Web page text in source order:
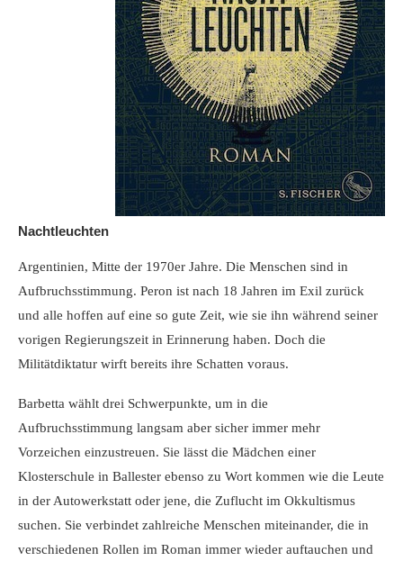
Nachtleuchten
Argentinien, Mitte der 1970er Jahre. Die Menschen sind in
Aufbruchsstimmung. Peron ist nach 18 Jahren im Exil zurück
und alle hoffen auf eine so gute Zeit, wie sie ihn während seiner
vorigen Regierungszeit in Erinnerung haben. Doch die
Militätdiktatur wirft bereits ihre Schatten voraus.
Barbetta wählt drei Schwerpunkte, um in die
Aufbruchsstimmung langsam aber sicher immer mehr
Vorzeichen einzustreuen. Sie lässt die Mädchen einer
Klosterschule in Ballester ebenso zu Wort kommen wie die Leute
in der Autowerkstatt oder jene, die Zuflucht im Okkultismus
suchen. Sie verbindet zahlreiche Menschen miteinander, die in
verschiedenen Rollen im Roman immer wieder auftauchen und